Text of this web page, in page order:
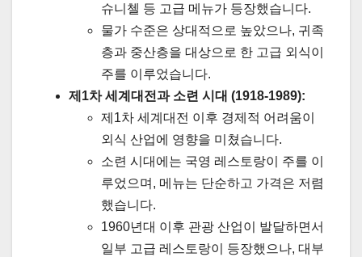
슈니첼 등 고급 메뉴가 등장했습니다.
물가 수준은 상대적으로 높았으나, 귀족
층과 중산층을 대상으로 한 고급 외식이
주를 이루었습니다.
제1차 세계대전과 소련 시대 (1918-1989):
제1차 세계대전 이후 경제적 어려움이
외식 산업에 영향을 미쳤습니다.
소련 시대에는 국영 레스토랑이 주를 이
루었으며, 메뉴는 단순하고 가격은 저렴
했습니다.
1960년대 이후 관광 산업이 발달하면서
일부 고급 레스토랑이 등장했으나, 대부